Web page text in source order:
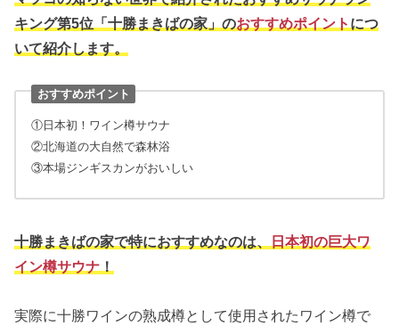
キング第5位「十勝まきばの家」のおすすめポイント につ
いて紹介します。
おすすめポイント
①日本初！ワイン樽サウナ
②北海道の大自然で森林浴
③本場ジンギスカンがおいしい
十勝まきばの家で特におすすめなのは、
日本初の巨大ワ
イン樽サウナ ！
実際に十勝ワインの熟成樽として使用されたワイン樽で